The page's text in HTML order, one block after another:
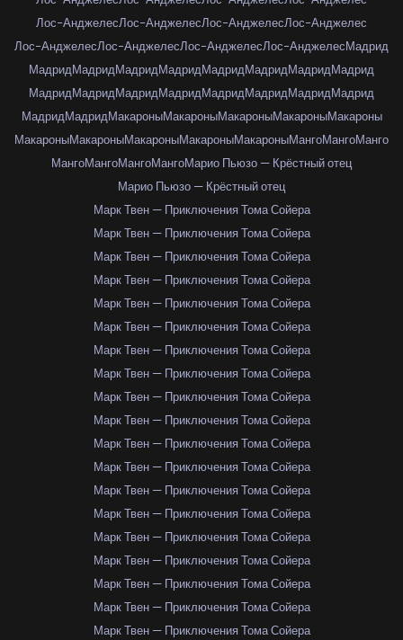
Лос-АнджелесЛос-АнджелесЛос-АнджелесЛос-Анджелес
Лос-АнджелесЛос-АнджелесЛос-АнджелесЛос-АнджелесМадрид
МадридМадридМадридМадридМадридМадридМадридМадрид
МадридМадридМадридМадридМадридМадридМадридМадрид
МадридМадридМакароныМакароныМакароныМакароныМакароны
МакароныМакароныМакароныМакароныМакароныМангоМангоМанго
МангоМангоМангоМангоМарио Пьюзо — Крёстный отец
Марио Пьюзо — Крёстный отец
Марк Твен — Приключения Тома Сойера
Марк Твен — Приключения Тома Сойера
Марк Твен — Приключения Тома Сойера
Марк Твен — Приключения Тома Сойера
Марк Твен — Приключения Тома Сойера
Марк Твен — Приключения Тома Сойера
Марк Твен — Приключения Тома Сойера
Марк Твен — Приключения Тома Сойера
Марк Твен — Приключения Тома Сойера
Марк Твен — Приключения Тома Сойера
Марк Твен — Приключения Тома Сойера
Марк Твен — Приключения Тома Сойера
Марк Твен — Приключения Тома Сойера
Марк Твен — Приключения Тома Сойера
Марк Твен — Приключения Тома Сойера
Марк Твен — Приключения Тома Сойера
Марк Твен — Приключения Тома Сойера
Марк Твен — Приключения Тома Сойера
Марк Твен — Приключения Тома Сойера